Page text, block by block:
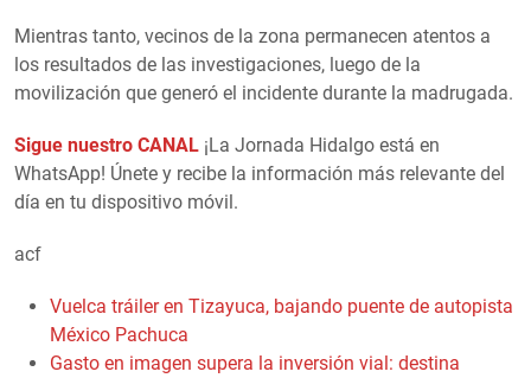
Mientras tanto, vecinos de la zona permanecen atentos a
los resultados de las investigaciones, luego de la
movilización que generó el incidente durante la madrugada.
Sigue nuestro CANAL ¡La Jornada Hidalgo está en
WhatsApp! Únete y recibe la información más relevante del
día en tu dispositivo móvil.
acf
Vuelca tráiler en Tizayuca, bajando puente de autopista
México Pachuca
Gasto en imagen supera la inversión vial: destina